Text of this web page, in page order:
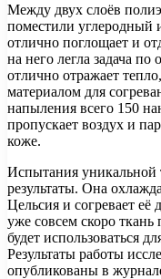
Между двух слоёв
поместили углеродный
отлично поглощает и
на него легла задача
отлично отражает
материалом для
напыления всего 150
пропускает воздух и
коже.
Испытания уникальной
результаты. Она
Цельсия и согревает её
уже совсем скоро
будет использоваться
Результаты работы
опубликованы в